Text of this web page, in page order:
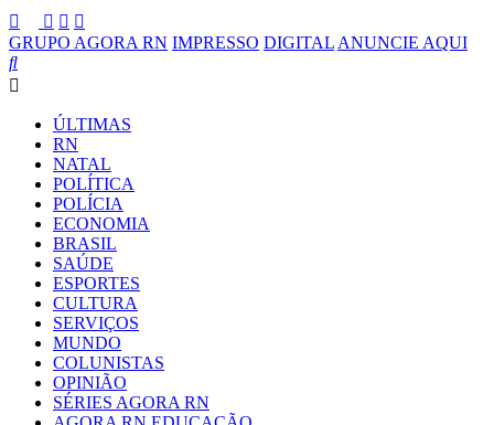
GRUPO AGORA RN IMPRESSO DIGITAL ANUNCIE AQUI
ÚLTIMAS
RN
NATAL
POLÍTICA
POLÍCIA
ECONOMIA
BRASIL
SAÚDE
ESPORTES
CULTURA
SERVIÇOS
MUNDO
COLUNISTAS
OPINIÃO
SÉRIES AGORA RN